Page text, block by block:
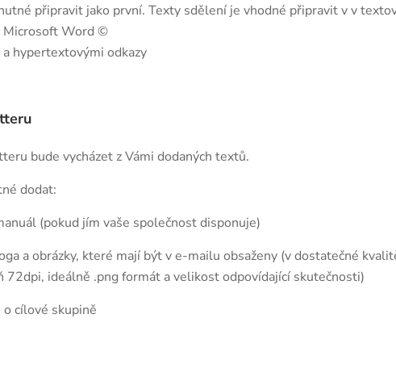
připravit jako první. Texty sdělení je vhodné připravit v v
Microsoft Word ©
hypertextovými odkazy
bude vycházet z Vámi dodaných textů.
dodat:
(pokud jím vaše společnost disponuje)
a obrázky, které mají být v e-mailu obsaženy (v dostatečné
72dpi, ideálně .png formát a velikost odpovídající skutečnosti)
o cílové skupině